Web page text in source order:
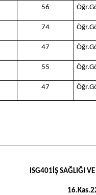
56
74
47
55
47
ISG401İŞ SAĞLIĞI